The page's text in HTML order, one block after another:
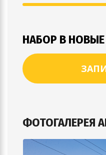
НАБОР В
ФОТОГАЛЕРЕЯ